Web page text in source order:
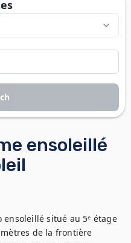
ensoleillé
situé au 5ᵉ étage
de la frontière